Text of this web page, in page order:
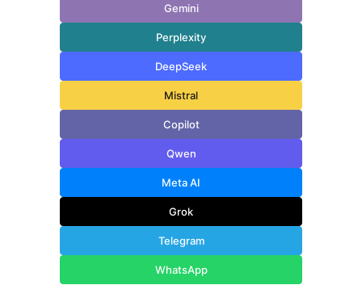
Gemini
Perplexity
DeepSeek
Mistral
Copilot
Qwen
Meta AI
Grok
Telegram
WhatsApp